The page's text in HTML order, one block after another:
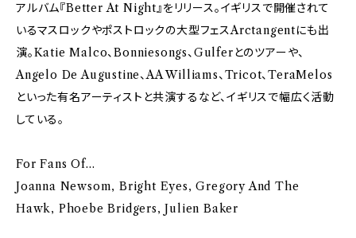
アルバム『Better At Night』をリリース。イギリスで開催されて
いるマスロックやポストロックの大型フェスArctangentにも出
演。Katie Malco、Bonniesongs、Gulferとのツアーや、
Angelo De Augustine、AA Williams、Tricot、TeraMelos
といった有名アーティストと共演するなど、イギリスで幅広く活動
している。
For Fans Of…
Joanna Newsom, Bright Eyes, Gregory And The
Hawk, Phoebe Bridgers, Julien Baker